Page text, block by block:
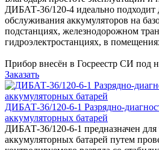
ДИБАТ-36/120-4 идеально подходит
обслуживания аккумуляторов на
подстанциях, железнодорожном
гидроэлектростанциях, в
Прибор внесён в Госреестр СИ под
Заказать
ДИБАТ-36/120-6-1 Разрядно-
аккумуляторных батарей
ДИБАТ-36/120-6-1 предназначен для
аккумуляторных батарей путем